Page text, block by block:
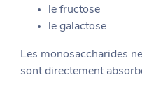
le fructose
le galactose
Les monosaccharides
sont directement